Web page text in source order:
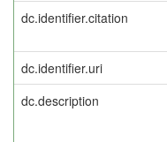
dc.identifier.citation
dc.identifier.uri
dc.description